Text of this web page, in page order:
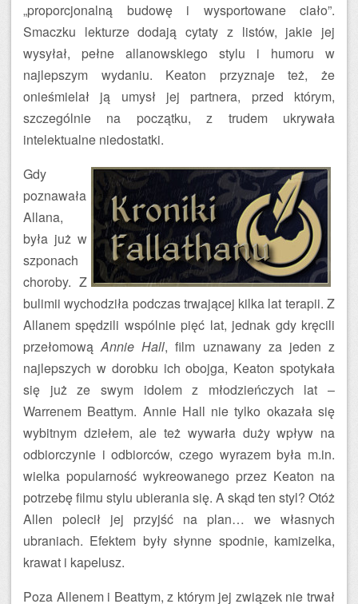
„proporcjonalną budowę i wysportowane ciało”.
Smaczku lekturze dodają cytaty z listów, jakie jej
wysyłał, pełne allanowskiego stylu i humoru w
najlepszym wydaniu. Keaton przyznaje też, że
onieśmielał ją umysł jej partnera, przed którym,
szczególnie na początku, z trudem ukrywała
intelektualne niedostatki.
Gdy
poznawała
Allana,
była już w
szponach
choroby. Z
bulimii wychodziła podczas trwającej kilka lat terapii. Z
Allanem spędzili wspólnie pięć lat, jednak gdy kręcili
przełomowąAnnie Hall, film uznawany za jeden z
najlepszych w dorobku ich obojga, Keaton spotykała
się już ze swym idolem z młodzieńczych lat –
Warrenem Beattym. Annie Hall nie tylko okazała się
wybitnym dziełem, ale też wywarła duży wpływ na
odbiorczynie i odbiorców, czego wyrazem była m.in.
wielka popularność wykreowanego przez Keaton na
potrzebę filmu stylu ubierania się. A skąd ten styl? Otóż
Allen polecił jej przyjść na plan… we własnych
ubraniach. Efektem były słynne spodnie, kamizelka,
krawat i kapelusz.
Poza Allenem i Beattym, z którym jej związek nie trwał